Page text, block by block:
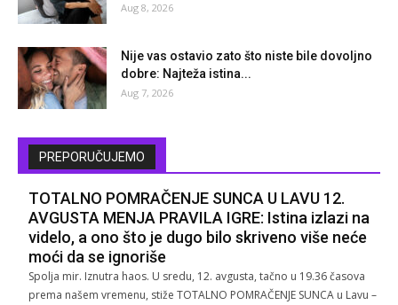
Aug 8, 2026
Nije vas ostavio zato što niste bile dovoljno
dobre: Najteža istina...
Aug 7, 2026
PREPORUČUJEMO
TOTALNO POMRAČENJE SUNCA U LAVU 12.
AVGUSTA MENJA PRAVILA IGRE: Istina izlazi na
videlo, a ono što je dugo bilo skriveno više neće
moći da se ignoriše
Spolja mir. Iznutra haos. U sredu, 12. avgusta, tačno u 19.36 časova
prema našem vremenu, stiže TOTALNO POMRAČENJE SUNCA u Lavu –